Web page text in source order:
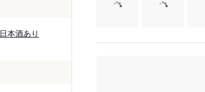
日本酒あり